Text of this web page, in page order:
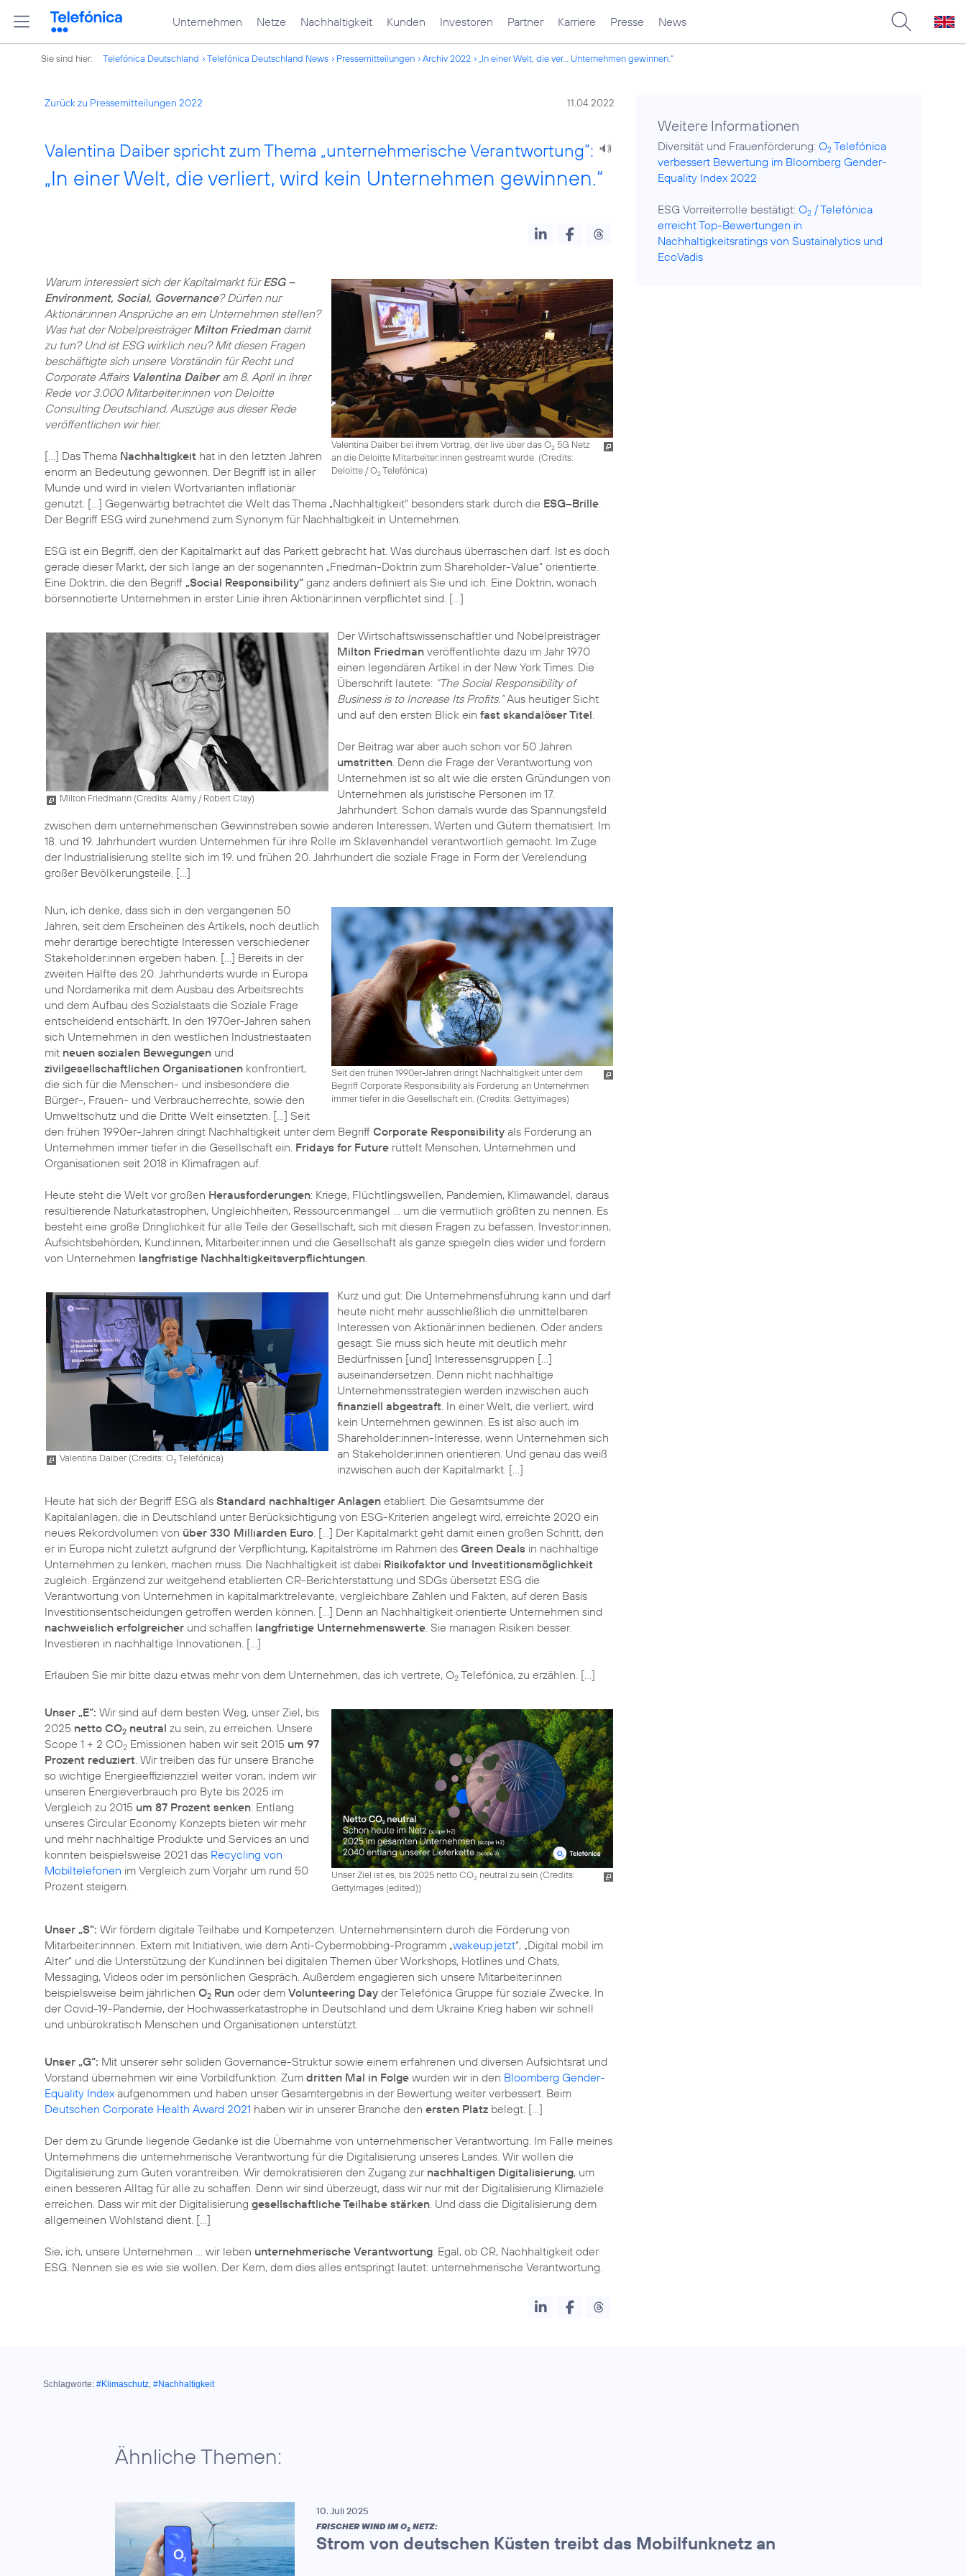
Unternehmen Netze Nachhaltigkeit Kunden Investoren Partner Karriere Presse News
Sie sind hier: Telefónica Deutschland Telefónica Deutschland News Pressemitteilungen Archiv 2022 „In einer Welt, die ver... Unternehmen gewinnen.“
Zurück zu Pressemitteilungen 2022 11.04.2022
Valentina Daiber spricht zum Thema „unternehmerische Verantwortung“:
„In einer Welt, die verliert, wird kein Unternehmen gewinnen.“
Valentina Daiber bei ihrem Vortrag, der live über das O25G Netz
an die Deloitte Mitarbeiter:innen gestreamt wurde. (Credits:
Deloitte / O2Telefónica)
Warum interessiert sich der Kapitalmarkt fürESG –
Environment, Social, Governance? Dürfen nur
Aktionär:innen Ansprüche an ein Unternehmen stellen?
Was hat der NobelpreisträgerMilton Friedmandamit
zu tun? Und ist ESG wirklich neu? Mit diesen Fragen
beschäftigte sich unsere Vorständin für Recht und
Corporate Affairs Valentina Daiberam 8. April in ihrer
Rede vor 3.000 Mitarbeiter:innen von Deloitte
Consulting Deutschland. Auszüge aus dieser Rede
veröffentlichen wir hier.
[…] Das Thema Nachhaltigkeit hat in den letzten Jahren
enorm an Bedeutung gewonnen. Der Begriff ist in aller
Munde und wird in vielen Wortvarianten inflationär
genutzt. […] Gegenwärtig betrachtet die Welt das Thema „Nachhaltigkeit“ besonders stark durch die ESG–Brille.
Der Begriff ESG wird zunehmend zum Synonym für Nachhaltigkeit in Unternehmen.
ESG ist ein Begriff, den der Kapitalmarkt auf das Parkett gebracht hat. Was durchaus überraschen darf. Ist es doch
gerade dieser Markt, der sich lange an der sogenannten „Friedman-Doktrin zum Shareholder-Value“ orientierte.
Eine Doktrin, die den Begriff „Social Responsibility“ ganz anders definiert als Sie und ich. Eine Doktrin, wonach
börsennotierte Unternehmen in erster Linie ihren Aktionär:innen verpflichtet sind. […]
Milton Friedmann (Credits: Alamy / Robert Clay)
Der Wirtschaftswissenschaftler und Nobelpreisträger
Milton Friedmanveröffentlichte dazu im Jahr 1970
einen legendären Artikel in der New York Times. Die
Überschrift lautete: “The Social Responsibility of
Business is to Increase Its Profits.“Aus heutiger Sicht
und auf den ersten Blick ein fast skandalöser Titel.
Der Beitrag war aber auch schon vor 50 Jahren
umstritten. Denn die Frage der Verantwortung von
Unternehmen ist so alt wie die ersten Gründungen von
Unternehmen als juristische Personen im 17.
Jahrhundert. Schon damals wurde das Spannungsfeld
zwischen dem unternehmerischen Gewinnstreben sowie anderen Interessen, Werten und Gütern thematisiert. Im
18. und 19. Jahrhundert wurden Unternehmen für ihre Rolle im Sklavenhandel verantwortlich gemacht. Im Zuge
der Industrialisierung stellte sich im 19. und frühen 20. Jahrhundert die soziale Frage in Form der Verelendung
großer Bevölkerungsteile. […]
Seit den frühen 1990er-Jahren dringt Nachhaltigkeit unter dem
Begriff Corporate Responsibility als Forderung an Unternehmen
immer tiefer in die Gesellschaft ein. (Credits: Gettyimages)
Nun, ich denke, dass sich in den vergangenen 50
Jahren, seit dem Erscheinen des Artikels, noch deutlich
mehr derartige berechtigte Interessen verschiedener
Stakeholder:innen ergeben haben. […] Bereits in der
zweiten Hälfte des 20. Jahrhunderts wurde in Europa
und Nordamerika mit dem Ausbau des Arbeitsrechts
und dem Aufbau des Sozialstaats die Soziale Frage
entscheidend entschärft. In den 1970er-Jahren sahen
sich Unternehmen in den westlichen Industriestaaten
mit neuen sozialen Bewegungen und
zivilgesellschaftlichen Organisationen konfrontiert,
die sich für die Menschen- und insbesondere die
Bürger-, Frauen- und Verbraucherrechte, sowie den
Umweltschutz und die Dritte Welt einsetzten. […] Seit
den frühen 1990er-Jahren dringt Nachhaltigkeit unter dem Begriff Corporate Responsibility als Forderung an
Unternehmen immer tiefer in die Gesellschaft ein. Fridays for Future rüttelt Menschen, Unternehmen und
Organisationen seit 2018 in Klimafragen auf.
Heute steht die Welt vor großen Herausforderungen: Kriege, Flüchtlingswellen, Pandemien, Klimawandel, daraus
resultierende Naturkatastrophen, Ungleichheiten, Ressourcenmangel … um die vermutlich größten zu nennen. Es
besteht eine große Dringlichkeit für alle Teile der Gesellschaft, sich mit diesen Fragen zu befassen. Investor:innen,
Aufsichtsbehörden, Kund:innen, Mitarbeiter:innen und die Gesellschaft als ganze spiegeln dies wider und fordern
von Unternehmen langfristige Nachhaltigkeitsverpflichtungen.
Valentina Daiber (Credits: O2Telefónica)
Kurz und gut: Die Unternehmensführung kann und darf
heute nicht mehr ausschließlich die unmittelbaren
Interessen von Aktionär:innen bedienen. Oder anders
gesagt: Sie muss sich heute mit deutlich mehr
Bedürfnissen [und] Interessensgruppen […]
auseinandersetzen. Denn nicht nachhaltige
Unternehmensstrategien werden inzwischen auch
finanziell abgestraft. In einer Welt, die verliert, wird
kein Unternehmen gewinnen. Es ist also auch im
Shareholder:innen-Interesse, wenn Unternehmen sich
an Stakeholder:innen orientieren. Und genau das weiß
inzwischen auch der Kapitalmarkt. […]
Heute hat sich der Begriff ESG als Standard nachhaltiger Anlagen etabliert. Die Gesamtsumme der
Kapitalanlagen, die in Deutschland unter Berücksichtigung von ESG-Kriterien angelegt wird, erreichte 2020 ein
neues Rekordvolumen von über 330 Milliarden Euro. […] Der Kapitalmarkt geht damit einen großen Schritt, den
er in Europa nicht zuletzt aufgrund der Verpflichtung, Kapitalströme im Rahmen des Green Deals in nachhaltige
Unternehmen zu lenken, machen muss. Die Nachhaltigkeit ist dabei Risikofaktor und Investitionsmöglichkeit
zugleich. Ergänzend zur weitgehend etablierten CR-Berichterstattung und SDGs übersetzt ESG die
Verantwortung von Unternehmen in kapitalmarktrelevante, vergleichbare Zahlen und Fakten, auf deren Basis
Investitionsentscheidungen getroffen werden können. […] Denn an Nachhaltigkeit orientierte Unternehmen sind
nachweislich erfolgreicher und schaffen langfristige Unternehmenswerte. Sie managen Risiken besser.
Investieren in nachhaltige Innovationen. […]
Erlauben Sie mir bitte dazu etwas mehr von dem Unternehmen, das ich vertrete, O2 Telefónica, zu erzählen. […]
Unser Ziel ist es, bis 2025 netto CO2neutral zu sein (Credits:
Gettyimages (edited))
Unser „E“: Wir sind auf dem besten Weg, unser Ziel, bis
2025 netto CO2 neutral zu sein, zu erreichen. Unsere
Scope 1 + 2 CO2 Emissionen haben wir seit 2015 um 97
Prozent reduziert. Wir treiben das für unsere Branche
so wichtige Energieeffizienzziel weiter voran, indem wir
unseren Energieverbrauch pro Byte bis 2025 im
Vergleich zu 2015 um 87 Prozent senken. Entlang
unseres Circular Economy Konzepts bieten wir mehr
und mehr nachhaltige Produkte und Services an und
konnten beispielsweise 2021 das Recycling von
Mobiltelefonen im Vergleich zum Vorjahr um rund 50
Prozent steigern.
Unser „S“: Wir fördern digitale Teilhabe und Kompetenzen. Unternehmensintern durch die Förderung von
Mitarbeiter:innnen. Extern mit Initiativen, wie dem Anti-Cybermobbing-Programm „wakeup.jetzt“, „Digital mobil im
Alter“ und die Unterstützung der Kund:innen bei digitalen Themen über Workshops, Hotlines und Chats,
Messaging, Videos oder im persönlichen Gespräch. Außerdem engagieren sich unsere Mitarbeiter:innen
beispielsweise beim jährlichen O2 Run oder dem Volunteering Day der Telefónica Gruppe für soziale Zwecke. In
der Covid-19-Pandemie, der Hochwasserkatastrophe in Deutschland und dem Ukraine Krieg haben wir schnell
und unbürokratisch Menschen und Organisationen unterstützt.
Unser „G“: Mit unserer sehr soliden Governance-Struktur sowie einem erfahrenen und diversen Aufsichtsrat und
Vorstand übernehmen wir eine Vorbildfunktion. Zum dritten Mal in Folge wurden wir in den Bloomberg Gender-
Equality Index aufgenommen und haben unser Gesamtergebnis in der Bewertung weiter verbessert. Beim
Deutschen Corporate Health Award 2021 haben wir in unserer Branche den ersten Platz belegt. […]
Der dem zu Grunde liegende Gedanke ist die Übernahme von unternehmerischer Verantwortung. Im Falle meines
Unternehmens die unternehmerische Verantwortung für die Digitalisierung unseres Landes. Wir wollen die
Digitalisierung zum Guten vorantreiben. Wir demokratisieren den Zugang zur nachhaltigen Digitalisierung, um
einen besseren Alltag für alle zu schaffen. Denn wir sind überzeugt, dass wir nur mit der Digitalisierung Klimaziele
erreichen. Dass wir mit der Digitalisierung gesellschaftliche Teilhabe stärken . Und dass die Digitalisierung dem
allgemeinen Wohlstand dient. […]
Sie, ich, unsere Unternehmen … wir leben unternehmerische Verantwortung . Egal, ob CR, Nachhaltigkeit oder
Weitere Informationen
Diversität und Frauenförderung:O2 Telefónica
verbessert Bewertung im Bloomberg Gender-
Equality Index 2022
ESG Vorreiterrolle bestätigt:O2 / Telefónica
erreicht Top-Bewertungen in
Nachhaltigkeitsratings von Sustainalytics und
EcoVadis
Schlagworte: #Klimaschutz, #Nachhaltigkeit
Ähnliche Themen:
10. Juli 2025
FRISCHER WIND IM O2 NETZ:
Strom von deutschen Küsten treibt das Mobilfunknetz an